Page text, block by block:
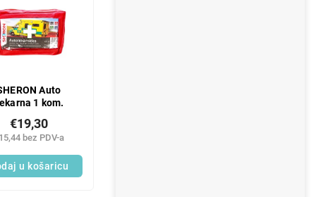
Auto
1 kom.
bez PDV-a
€19,30
u košaricu